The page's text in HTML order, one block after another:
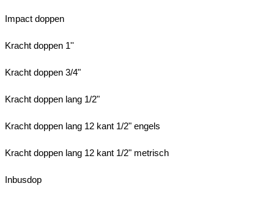
Impact doppen
Kracht doppen 1''
Kracht doppen 3/4"
Kracht doppen lang 1/2"
Kracht doppen lang 12 kant 1/2" engels
Kracht doppen lang 12 kant 1/2" metrisch
Inbusdop